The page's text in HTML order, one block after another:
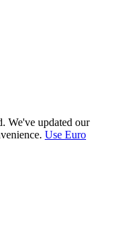
We've updated our
Use Euro